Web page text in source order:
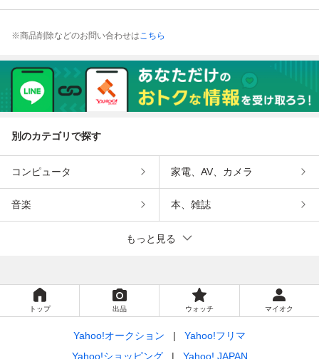
※商品削除などのお問い合わせはこちら
別のカテゴリで探す
コンピュータ 家電、AV、カメラ
音楽 本、雑誌
もっと見る
トップ 出品 ウォッチ マイオク
Yahoo!オークション
Yahoo!フリマ
Yahoo!ショッピング
Yahoo! JAPAN